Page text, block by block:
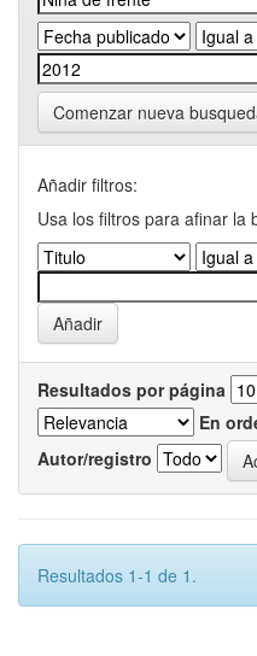
Comenzar nueva
Añadir filtros:
Usa los filtros para afinar la
Resultados por página
En
Autor/registro
Resultados 1-1 de 1.